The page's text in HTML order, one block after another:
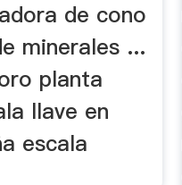
de cono
minerales ...
planta
llave en
escala